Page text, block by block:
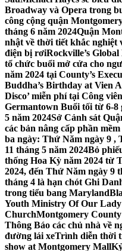
Broadway và Opera trong
công cộng quận
tháng 6 năm 2024Quận
nhật về thời tiết khắc nghiệt
điện bị rơiRockville’s Global
tổ chức buổi mở cửa cho
năm 2024 tại County’s
Buddha’s Birthday at Vien
Disco’ miễn phí tại Công
Germantown Buổi tối từ 6-8
5 năm 2024Sở Cảnh sát
các bản nâng cấp phần
ba ngày: Thứ Năm ngày 9 ,
11 tháng 5 năm 2024Bỏ
thống Hoa Kỳ năm 2024 từ
2024, đến Thứ Năm ngày 9
tháng 4 là hạn chót Ghi
trong tiểu bang Maryland
Youth Ministry Of Our
ChurchMontgomery
Thông Báo các chủ nhà về
đường lái xeTrình diễn thời
show at Montgomery Mall